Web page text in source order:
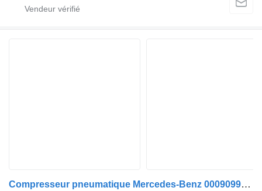
Compresseur pneumatique Mercedes-Benz 0009099965 pour camion Mercedes-Benz Actros MP4 Antos Arocs (2012-)